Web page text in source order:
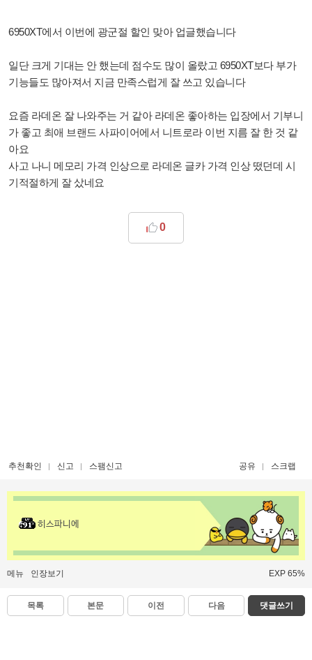
6950XT에서 이번에 광군절 할인 맞아 업글했습니다
일단 크게 기대는 안 했는데 점수도 많이 올랐고 6950XT보다 부가
기능들도 많아져서 지금 만족스럽게 잘 쓰고 있습니다
요즘 라데온 잘 나와주는 거 같아 라데온 좋아하는 입장에서 기부니
가 좋고 최애 브랜드 사파이어에서 니트로라 이번 지름 잘 한 것 같
아요
사고 나니 메모리 가격 인상으로 라데온 글카 가격 인상 떴던데 시
기적절하게 잘 샀네요
0
추천확인 신고 스팸신고 공유 스크랩
히스파니에
메뉴 인장보기 EXP 65%
목록 본문 이전 다음 댓글쓰기